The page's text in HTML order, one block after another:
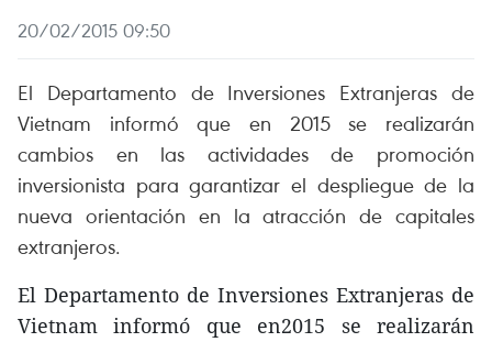
20/02/2015 09:50
El Departamento de Inversiones Extranjeras de
Vietnam informó que en 2015 se realizarán
cambios en las actividades de promoción
inversionista para garantizar el despliegue de la
nueva orientación en la atracción de capitales
extranjeros.
El Departamento de Inversiones Extranjeras de
Vietnam informó que en2015 se realizarán